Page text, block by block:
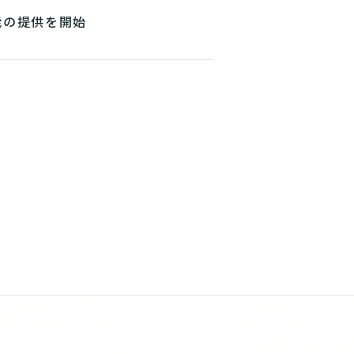
提供を開始